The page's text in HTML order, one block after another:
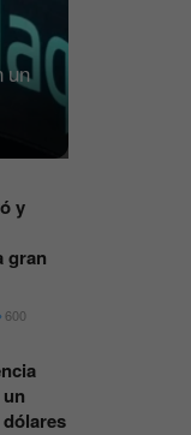
un
y
gran
600